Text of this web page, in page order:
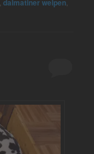
dalmatiner welpen